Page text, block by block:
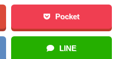
Pocket
LINE